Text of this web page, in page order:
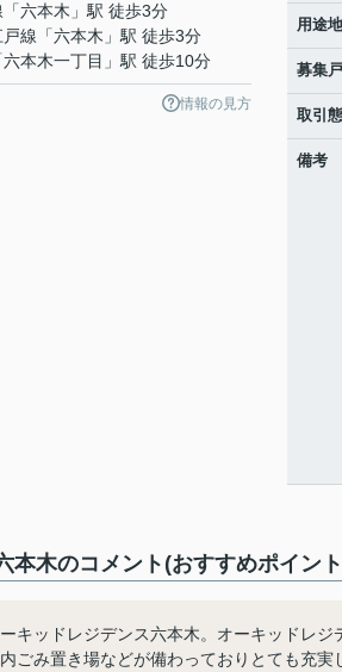
「六本木 」駅 徒歩3分
線 「六本木 」駅 徒歩3分
六本木一丁目 」駅 徒歩10分
情報の見方
用途
募集
取引
備考
本木のコメント(おすすめポイン
キッドレジデンス六本木。オーキッドレ
ごみ置き場などが備わっておりとても充